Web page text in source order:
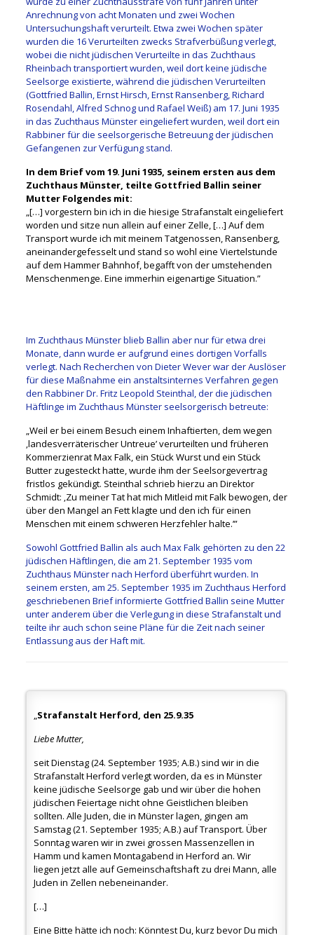
Anrechnung von acht Monaten und zwei Wochen
Untersuchungshaft verurteilt. Etwa zwei Wochen später
wurden die 16 Verurteilten zwecks Strafverbüßung verlegt,
wobei die nicht jüdischen Verurteilte in das Zuchthaus
Rheinbach transportiert wurden, weil dort keine jüdische
Seelsorge existierte, während die jüdischen Verurteilten
(Gottfried Ballin, Ernst Hirsch, Ernst Ransenberg, Richard
Rosendahl, Alfred Schnog und Rafael Weiß) am 17. Juni 1935
in das Zuchthaus Münster eingeliefert wurden, weil dort ein
Rabbiner für die seelsorgerische Betreuung der jüdischen
Gefangenen zur Verfügung stand.
In dem Brief vom 19. Juni 1935, seinem ersten aus dem
Zuchthaus Münster, teilte Gottfried Ballin seiner
Mutter Folgendes mit:
„[…] vorgestern bin ich in die hiesige Strafanstalt eingeliefert
worden und sitze nun allein auf einer Zelle, […] Auf dem
Transport wurde ich mit meinem Tatgenossen, Ransenberg,
aneinandergefesselt und stand so wohl eine Viertelstunde
auf dem Hammer Bahnhof, begafft von der umstehenden
Menschenmenge. Eine immerhin eigenartige Situation.”
Im Zuchthaus Münster blieb Ballin aber nur für etwa drei
Monate, dann wurde er aufgrund eines dortigen Vorfalls
verlegt. Nach Recherchen von Dieter Wever war der Auslöser
für diese Maßnahme ein anstaltsinternes Verfahren gegen
den Rabbiner Dr. Fritz Leopold Steinthal, der die jüdischen
Häftlinge im Zuchthaus Münster seelsorgerisch betreute:
„Weil er bei einem Besuch einem Inhaftierten, dem wegen
‚landesverräterischer Untreue’ verurteilten und früheren
Kommerzienrat Max Falk, ein Stück Wurst und ein Stück
Butter zugesteckt hatte, wurde ihm der Seelsorgevertrag
fristlos gekündigt. Steinthal schrieb hierzu an Direktor
Schmidt: ‚Zu meiner Tat hat mich Mitleid mit Falk bewogen, der
über den Mangel an Fett klagte und den ich für einen
Menschen mit einem schweren Herzfehler halte.’”
Sowohl Gottfried Ballin als auch Max Falk gehörten zu den 22
jüdischen Häftlingen, die am 21. September 1935 vom
Zuchthaus Münster nach Herford überführt wurden. In
seinem ersten, am 25. September 1935 im Zuchthaus Herford
geschriebenen Brief informierte Gottfried Ballin seine Mutter
unter anderem über die Verlegung in diese Strafanstalt und
teilte ihr auch schon seine Pläne für die Zeit nach seiner
Entlassung aus der Haft mit.
„Strafanstalt Herford, den 25.9.35
Liebe Mutter,
seit Dienstag (24. September 1935; A.B.) sind wir in die
Strafanstalt Herford verlegt worden, da es in Münster
keine jüdische Seelsorge gab und wir über die hohen
jüdischen Feiertage nicht ohne Geistlichen bleiben
sollten. Alle Juden, die in Münster lagen, gingen am
Samstag (21. September 1935; A.B.) auf Transport. Über
Sonntag waren wir in zwei grossen Massenzellen in
Hamm und kamen Montagabend in Herford an. Wir
liegen jetzt alle auf Gemeinschaftshaft zu drei Mann, alle
Juden in Zellen nebeneinander.
[…]
Eine Bitte hätte ich noch: Könntest Du, kurz bevor Du mich